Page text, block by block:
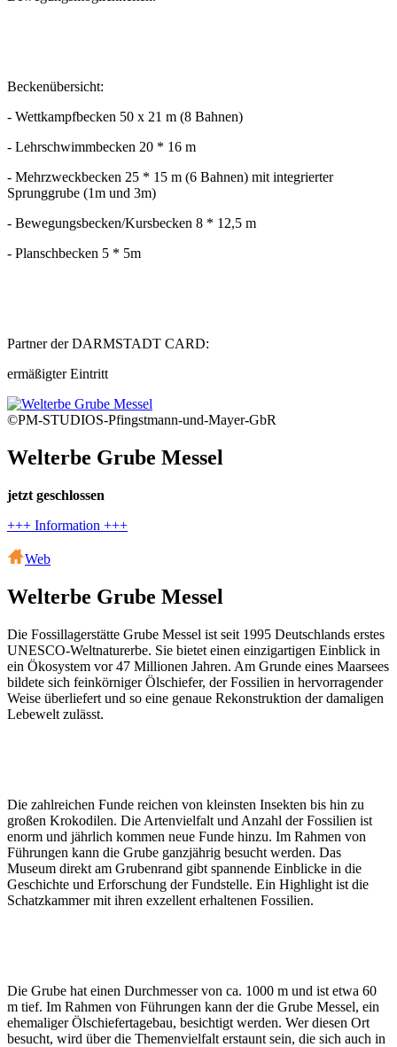
Beckenübersicht:
- Wettkampfbecken 50 x 21 m (8 Bahnen)
- Lehrschwimmbecken 20 * 16 m
- Mehrzweckbecken 25 * 15 m (6 Bahnen) mit integrierter
Sprunggrube (1m und 3m)
- Bewegungsbecken/Kursbecken 8 * 12,5 m
- Planschbecken 5 * 5m
Partner der DARMSTADT CARD:
ermäßigter Eintritt
©PM-STUDIOS-Pfingstmann-und-Mayer-GbR
Welterbe Grube Messel
jetzt geschlossen
+++ Information +++
Web
Welterbe Grube Messel
Die Fossillagerstätte Grube Messel ist seit 1995 Deutschlands erstes
UNESCO-Weltnaturerbe. Sie bietet einen einzigartigen Einblick in
ein Ökosystem vor 47 Millionen Jahren. Am Grunde eines Maarsees
bildete sich feinkörniger Ölschiefer, der Fossilien in hervorragender
Weise überliefert und so eine genaue Rekonstruktion der damaligen
Lebewelt zulässt.
Die zahlreichen Funde reichen von kleinsten Insekten bis hin zu
großen Krokodilen. Die Artenvielfalt und Anzahl der Fossilien ist
enorm und jährlich kommen neue Funde hinzu. Im Rahmen von
Führungen kann die Grube ganzjährig besucht werden. Das
Museum direkt am Grubenrand gibt spannende Einblicke in die
Geschichte und Erforschung der Fundstelle. Ein Highlight ist die
Schatzkammer mit ihren exzellent erhaltenen Fossilien.
Die Grube hat einen Durchmesser von ca. 1000 m und ist etwa 60
m tief. Im Rahmen von Führungen kann der die Grube Messel, ein
ehemaliger Ölschiefertagebau, besichtigt werden. Wer diesen Ort
besucht, wird über die Themenvielfalt erstaunt sein, die sich auch in